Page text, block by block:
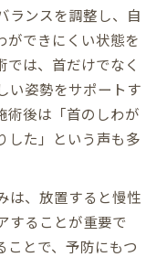
ランスを調整し、自
ができにくい状態を
では、首だけでなく
い姿勢をサポートす
術後は「首のしわが
した」という声も多
は、放置すると慢性
することが重要で
ことで、予防にもつ